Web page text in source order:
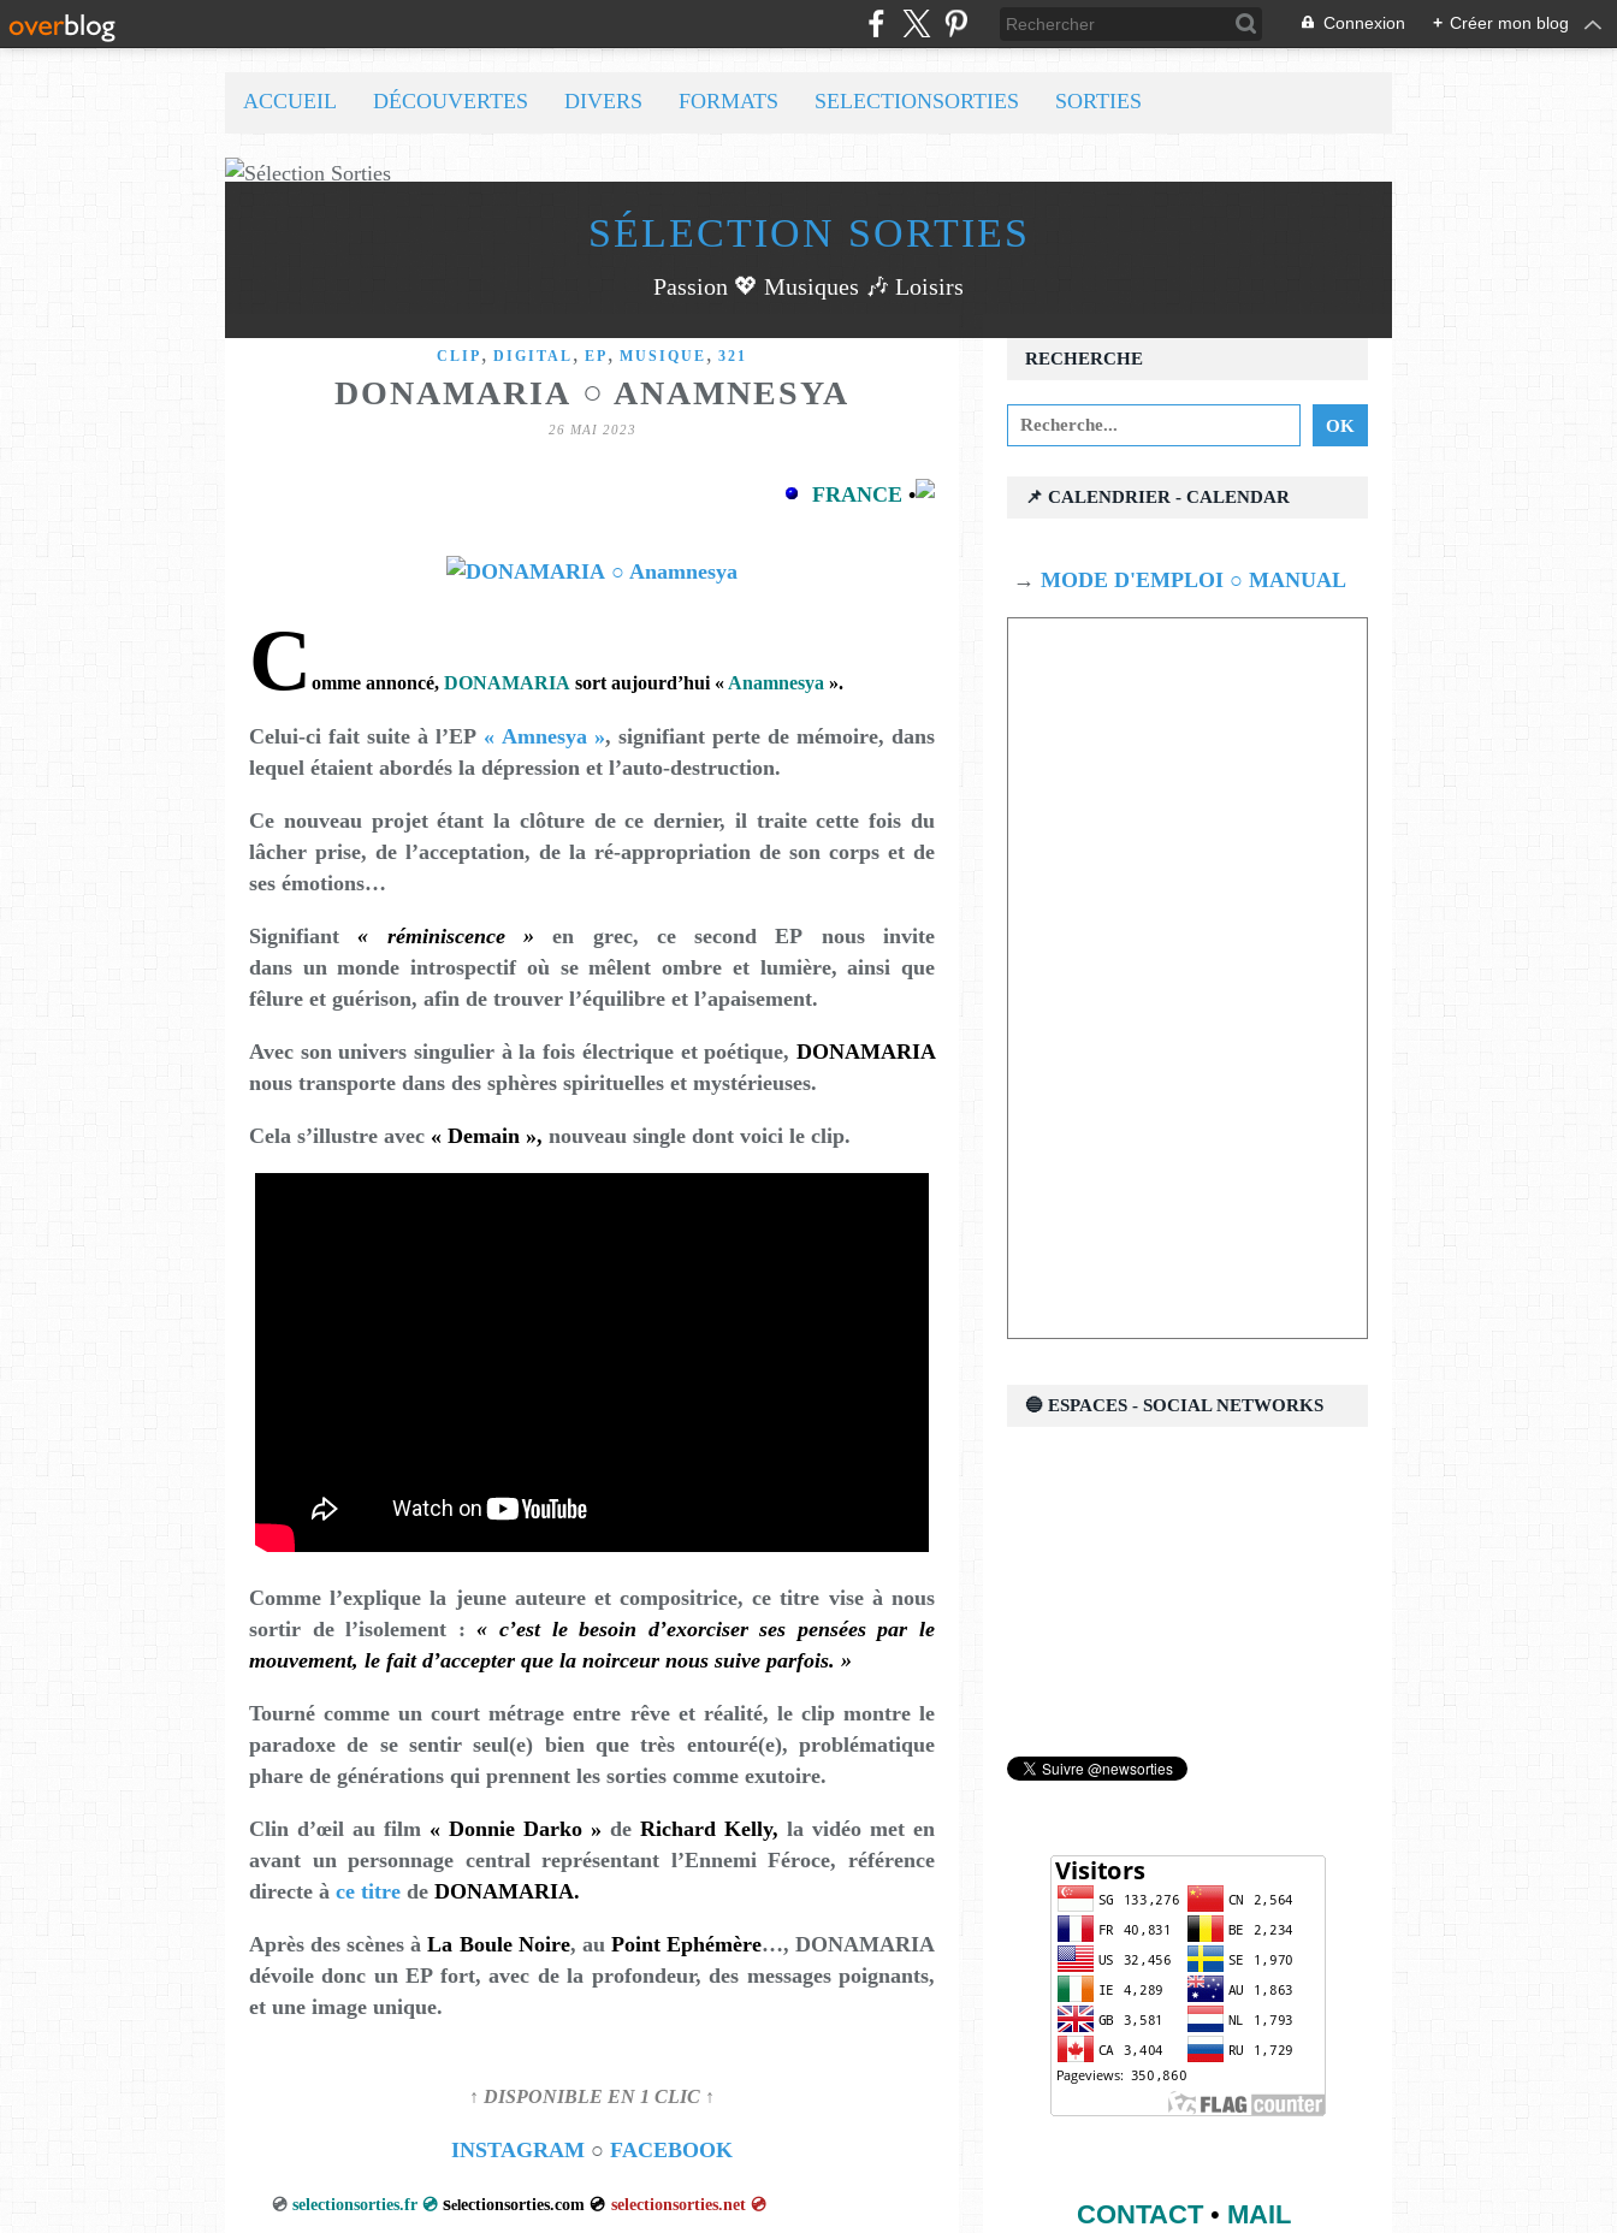
Connexion + Créer mon blog
SÉLECTION SORTIES
Passion 💖 Musiques 🎶 Loisirs
ACCUEIL DÉCOUVERTES DIVERS FORMATS SELECTIONSORTIES SORTIES
CLIP , DIGITAL , EP , MUSIQUE , 321
DONAMARIA ○ ANAMNESYA
26 MAI 2023
FRANCE •
C omme annoncé, DONAMARIA sort aujourd’hui « Anamnesya ».
Celui-ci fait suite à l’EP « Amnesya », signifiant perte de mémoire, dans
lequel étaient abordés la dépression et l’auto-destruction.
Ce nouveau projet étant la clôture de ce dernier, il traite cette fois du
lâcher prise, de l’acceptation, de la ré-appropriation de son corps et de
ses émotions…
Signifiant« réminiscence » en grec, ce second EP nous invite
dans un monde introspectif où se mêlent ombre et lumière, ainsi que
fêlure et guérison, afin de trouver l’équilibre et l’apaisement.
Avec son univers singulier à la fois électrique et poétique, DONAMARIA
nous transporte dans des sphères spirituelles et mystérieuses.
Cela s’illustre avec « Demain », nouveau single dont voici le clip.
Comme l’explique la jeune auteure et compositrice, ce titre vise à nous
sortir de l’isolement :« c’est le besoin d’exorciser ses pensées par le
mouvement, le fait d’accepter que la noirceur nous suive parfois. »
Tourné comme un court métrage entre rêve et réalité, le clip montre le
paradoxe de se sentir seul(e) bien que très entouré(e), problématique
phare de générations qui prennent les sorties comme exutoire.
Clin d’œil au film « Donnie Darko » de Richard Kelly, la vidéo met en
avant un personnage central représentant l’Ennemi Féroce, référence
directe à ce titre de DONAMARIA.
Après des scènes àLa Boule Noire, au Point Ephémère…, DONAMARIA
dévoile donc un EP fort, avec de la profondeur, des messages poignants,
et une image unique.
↑ DISPONIBLE EN 1 CLIC ↑
INSTAGRAM ○ FACEBOOK
💿selectionsorties.fr 💿selectionsorties.com 💿 selectionsorties.net
RECHERCHE
📌 CALENDRIER - CALENDAR
→ MODE D'EMPLOI ○ MANUAL
🔵 ESPACES - SOCIAL NETWORKS
CONTACT• MAIL